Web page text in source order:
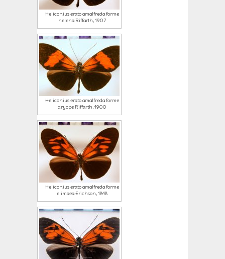
Heliconius erato amalfreda forme
helena Riffarth, 1907
Heliconius erato amalfreda forme
dryope Riffarth, 1900
Heliconius erato amalfreda forme
elimaea Erichson, 1848